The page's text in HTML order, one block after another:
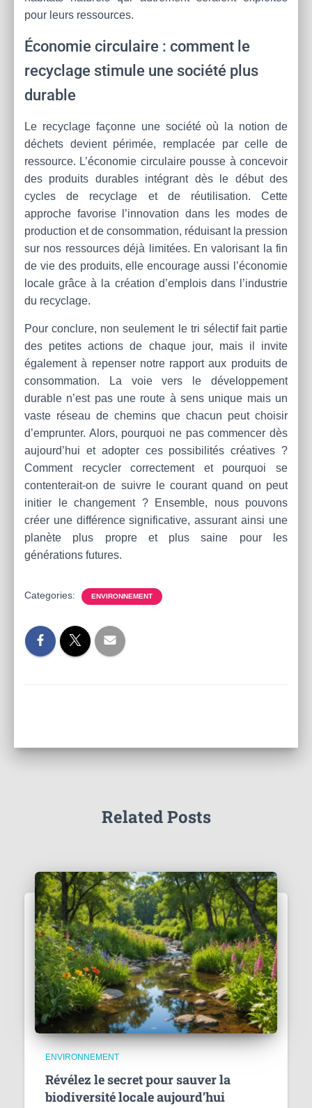
pour leurs ressources.
Économie circulaire : comment le
recyclage stimule une société plus
durable
Le recyclage façonne une société où la notion de
déchets devient périmée, remplacée par celle de
ressource. L’économie circulaire pousse à concevoir
des produits durables intégrant dès le début des
cycles de recyclage et de réutilisation. Cette
approche favorise l’innovation dans les modes de
production et de consommation, réduisant la pression
sur nos ressources déjà limitées. En valorisant la fin
de vie des produits, elle encourage aussi l’économie
locale grâce à la création d’emplois dans l’industrie
du recyclage.
Pour conclure, non seulement le tri sélectif fait partie
des petites actions de chaque jour, mais il invite
également à repenser notre rapport aux produits de
consommation. La voie vers le développement
durable n’est pas une route à sens unique mais un
vaste réseau de chemins que chacun peut choisir
d’emprunter. Alors, pourquoi ne pas commencer dès
aujourd’hui et adopter ces possibilités créatives ?
Comment recycler correctement et pourquoi se
contenterait-on de suivre le courant quand on peut
initier le changement ? Ensemble, nous pouvons
créer une différence significative, assurant ainsi une
planète plus propre et plus saine pour les
générations futures.
Categories: ENVIRONNEMENT
Related Posts
ENVIRONNEMENT
Révélez le secret pour sauver la
biodiversité locale aujourd’hui